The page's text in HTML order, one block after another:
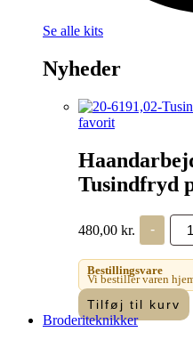
Se alle kits
Nyheder
favorit
Tusindfryd
480,00 kr. -
-
VO
antal
Bestillingsvare
Vi bestiller varen
Tilføj til kurv
Broderiteknikker